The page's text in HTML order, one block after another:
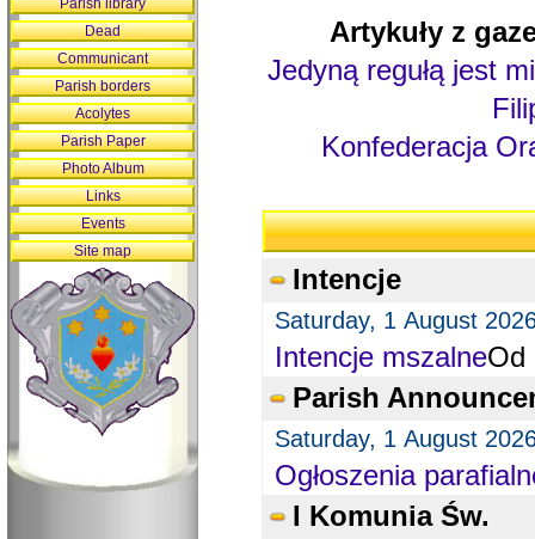
Artykuły z
Jedyną regułą jest
Konfederacja
Intencje
Saturday, 1 August
Intencje mszalneOd
Parish
Saturday, 1 August
Ogłoszenia
I Komunia Św.
Parish library
Dead
Communicant
Parish borders
Acolytes
Parish Paper
Photo Album
Links
Events
Site map